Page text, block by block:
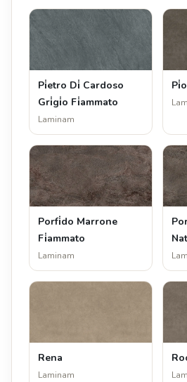
Pi̇etro Di̇ Cardoso
Gri̇gi̇o Fi̇ammato
Laminam
Porfi̇do Marrone
Fi̇ammato
Laminam
Rena
Laminam